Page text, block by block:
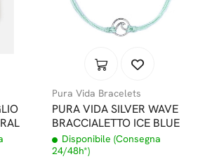
Pura Vida Bracelets
PURA VIDA SILVER WAVE
BRACCIALETTO ICE BLUE
Disponibile (Consegna
24/48h*)